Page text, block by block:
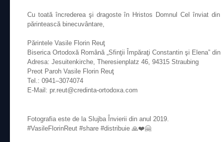
Cu toată încrederea şi dragoste în Hristos Domnul Cel înviat
părintească binecuvântare,
Părintele Vasile Florin Reuţ
Biserica Ortodoxă Română „Sfinţii Împăraţi Constantin şi Elena”
Adresa: Jesuitenkirche, Theresienplatz 46, 94315 Straubing
Preot Paroh Vasile Florin Reuţ
Tel.: 0941–3074074
E-Mail: pr.reut@credinta-ortodoxa.com
Fotografia este de la Slujba Învierii din anul 2019.
#VasileFlorinReut #share #distribuie 🙏❤️🤗